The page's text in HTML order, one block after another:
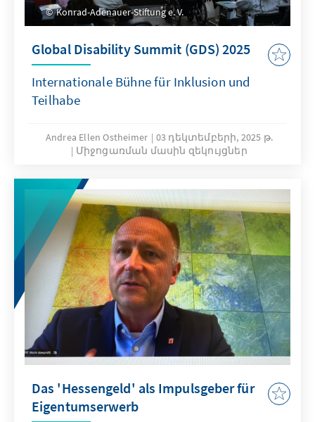
Konrad-Adenauer-Stiftung e. V.
Global Disability Summit (GDS) 2025
Internationale Bühne für Inklusion und
Teilhabe
Andrea Ellen Ostheimer
03 դեկտեմբերի, 2025 թ.
Միջոցառման մասին զեկույցներ
Das 'Hessengeld' als Impulsgeber für
Eigentumserwerb